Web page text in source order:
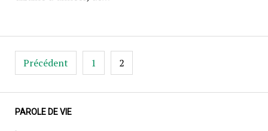
Pagination
des
Précédent 1 2
PAROLE DE VIE